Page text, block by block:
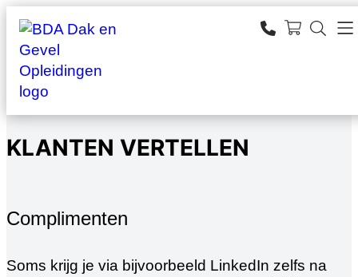
Ga
naar
de
inhoud
SEARCH
KLANTEN VERTELLEN
Complimenten
Soms krijg je via bijvoorbeeld LinkedIn zelfs na